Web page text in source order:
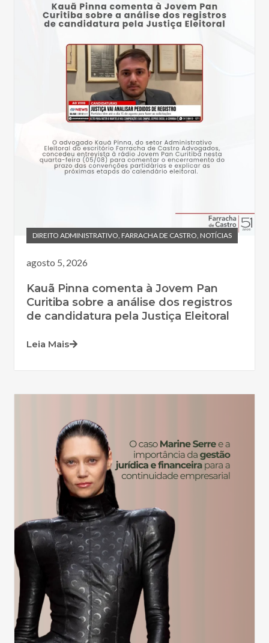
DIREITO ADMINISTRATIVO, FARRACHA DE CASTRO, NOTÍCIAS
agosto 5, 2026
Kauã Pinna comenta à Jovem Pan
Curitiba sobre a análise dos registros
de candidatura pela Justiça Eleitoral
Leia Mais